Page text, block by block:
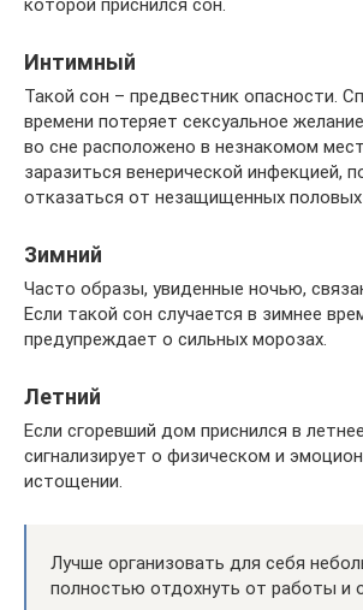
которой приснился сон.
Интимный
Такой сон – предвестник опасности.
времени потеряет сексуальное
во сне расположено в незнакомом
заразиться венерической инфекцией,
отказаться от незащищенных
Зимний
Часто образы, увиденные ночью,
Если такой сон случается в зимнее
предупреждает о сильных морозах.
Летний
Если сгоревший дом приснился в
сигнализирует о физическом и
истощении.
Лучше организовать для себя
полностью отдохнуть от работы и